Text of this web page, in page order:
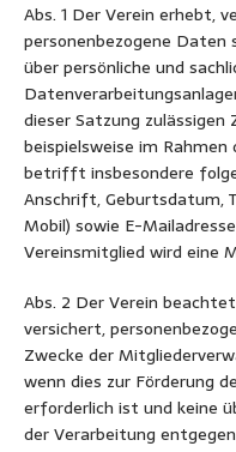
Abs. 1 Der Verein erhebt,
personenbezogene Daten
über persönliche und
dieser Satzung zulässigen
beispielsweise im
betrifft insbesondere
Anschrift, Geburtsdatum,
Mobil) sowie E-
Vereinsmitglied wird eine
Abs. 2 Der Verein
versichert,
Zwecke der
wenn dies zur Förderung
erforderlich ist und keine
der Verarbeitung